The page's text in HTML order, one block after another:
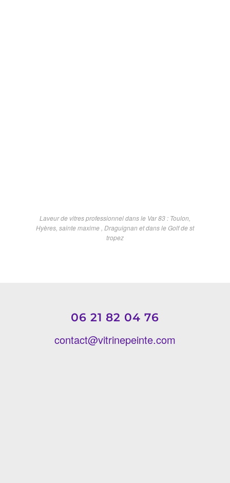
Laveur de vitres professionnel dans le Var 83 : Toulon,
Hyères, sainte maxime , Draguignan et dans le Golf de st
tropez
06 21 82 04 76
contact@vitrinepeinte.com